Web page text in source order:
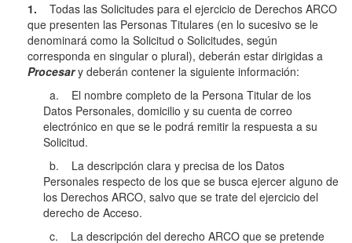
1. Todas las Solicitudes para el ejercicio de Derechos ARCO
que presenten las Personas Titulares (en lo sucesivo se le
denominará como la Solicitud o Solicitudes, según
corresponda en singular o plural), deberán estar dirigidas a
Procesary deberán contener la siguiente información:
a. El nombre completo de la Persona Titular de los
Datos Personales, domicilio y su cuenta de correo
electrónico en que se le podrá remitir la respuesta a su
Solicitud.
b. La descripción clara y precisa de los Datos
Personales respecto de los que se busca ejercer alguno de
los Derechos ARCO, salvo que se trate del ejercicio del
derecho de Acceso.
c. La descripción del derecho ARCO que se pretende